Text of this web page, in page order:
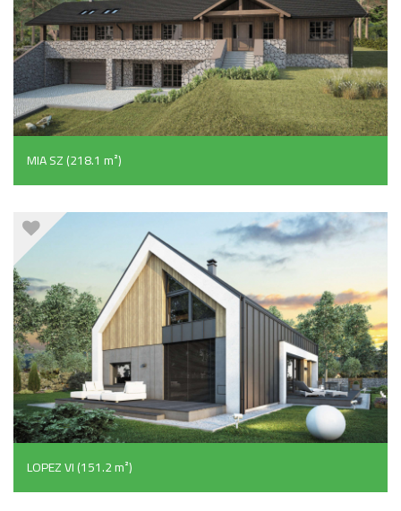
MIA SZ (218.1 m²)
LOPEZ VI (151.2 m²)